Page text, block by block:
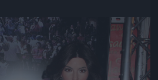
még kép!